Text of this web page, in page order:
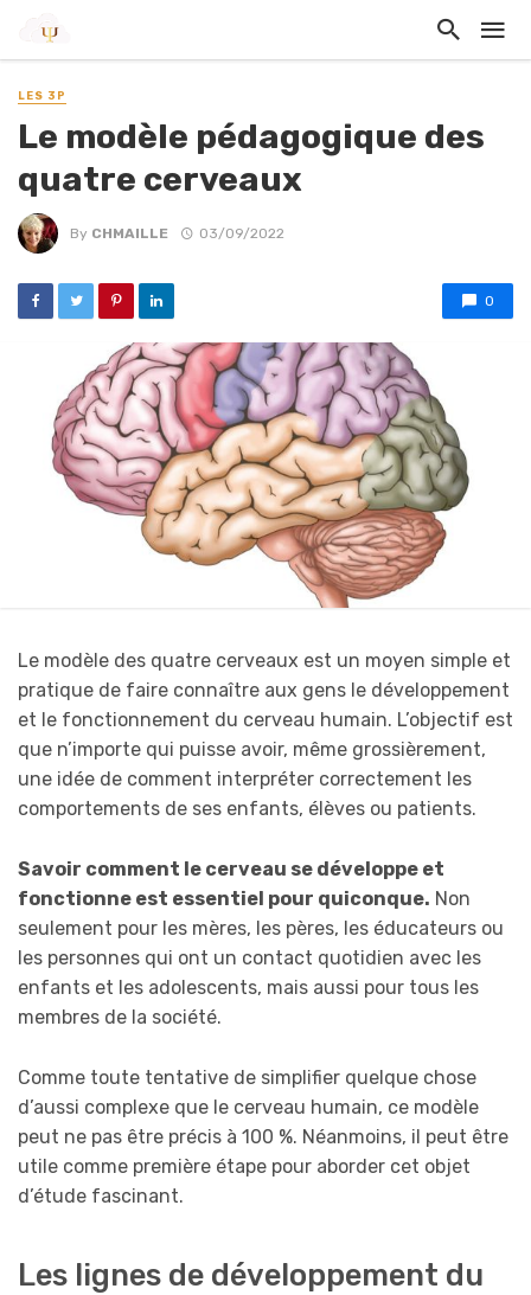
LES 3P
Le modèle pédagogique des
quatre cerveaux
By CHMAILLE 03/09/2022
0
Le modèle des quatre cerveaux est un moyen simple et
pratique de faire connaître aux gens le développement
et le fonctionnement du cerveau humain. L’objectif est
que n’importe qui puisse avoir, même grossièrement,
une idée de comment interpréter correctement les
comportements de ses enfants, élèves ou patients.
Savoir comment le cerveau se développe et
fonctionne est essentiel pour quiconque. Non
seulement pour les mères, les pères, les éducateurs ou
les personnes qui ont un contact quotidien avec les
enfants et les adolescents, mais aussi pour tous les
membres de la société.
Comme toute tentative de simplifier quelque chose
d’aussi complexe que le cerveau humain, ce modèle
peut ne pas être précis à 100 %. Néanmoins, il peut être
utile comme première étape pour aborder cet objet
d’étude fascinant.
Les lignes de développement du